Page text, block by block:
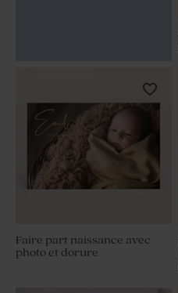
Faire part naissance avec
photo et dorure